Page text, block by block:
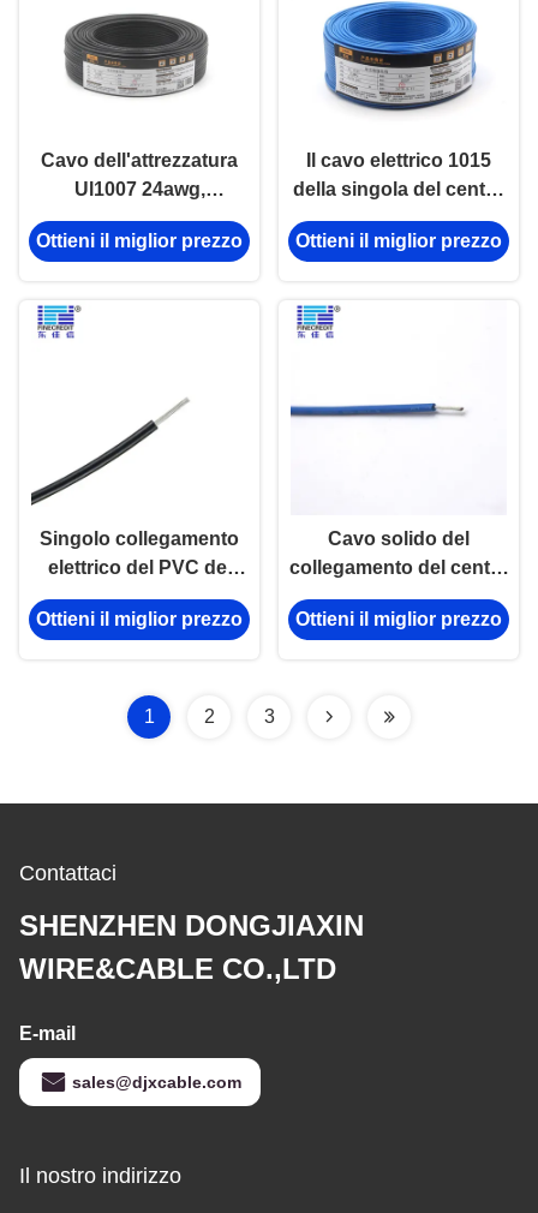
Cavo dell'attrezzatura
Ul1007 24awg,
collegamento elettrico
della casa 300V cavo
Ottieni il miglior prezzo
Il cavo elettrico 1015
della singola del centro
famiglia di Awm ha
inscatolato il conduttore
Ottieni il miglior prezzo
Singolo collegamento
elettrico del PVC del
centro UL1015 cavo
FT1 22AWG ignifugo
Ottieni il miglior prezzo
Cavo solido del
collegamento del centro
del cavo elettrico della
famiglia di Ul1015
Ottieni il miglior prezzo
1 2 3
Contattaci
SHENZHEN DONGJIAXIN
WIRE&CABLE CO.,LTD
E-mail
sales@djxcable.com
Il nostro indirizzo